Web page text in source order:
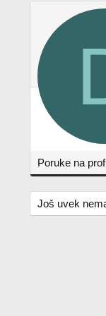
Poruke na
Još uvek